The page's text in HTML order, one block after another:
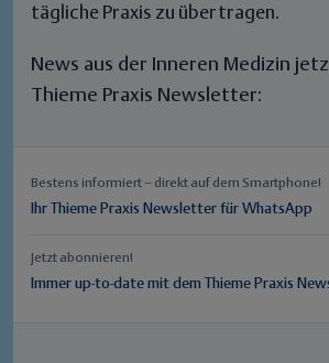
tägliche Praxis zu übertragen.
News aus der Inneren Medizin
Thieme Praxis Newsletter:
Bestens informiert – direkt auf dem Smartphone!
Ihr Thieme Praxis Newsletter für WhatsApp
Jetzt abonnieren!
Immer up-to-date mit dem Thieme Praxis